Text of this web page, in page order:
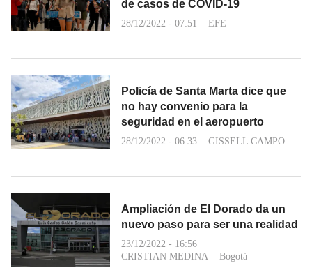
de casos de COVID-19
28/12/2022 - 07:51 EFE
Policía de Santa Marta dice que
no hay convenio para la
seguridad en el aeropuerto
28/12/2022 - 06:33 GISSELL CAMPO
Ampliación de El Dorado da un
nuevo paso para ser una realidad
23/12/2022 - 16:56
CRISTIAN MEDINA
Bogotá